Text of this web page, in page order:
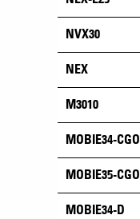
NVX30
NEX
M3010
MOBIE34-CGO
MOBIE35-CGO
MOBIE34-D